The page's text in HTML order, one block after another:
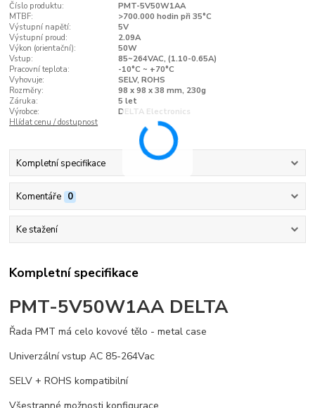
Číslo produktu:
PMT-5V50W1AA
MTBF:
>700.000 hodin při 35°C
Výstupní napětí:
5V
Výstupní proud:
2.09A
Výkon (orientační):
50W
Vstup:
85~264VAC, (1.10-0.65A)
Pracovní teplota:
-10°C ~ +70°C
Vyhovuje:
SELV, ROHS
Rozměry:
98 x 98 x 38 mm, 230g
Záruka:
5 let
Výrobce:
DELTA Electronics
Hlídat cenu / dostupnost
Kompletní specifikace
Komentáře 0
Ke stažení
Kompletní specifikace
PMT-5V50W1AA DELTA
Řada PMT má celo kovové tělo - metal case
Univerzální vstup AC 85-264Vac
SELV + ROHS kompatibilní